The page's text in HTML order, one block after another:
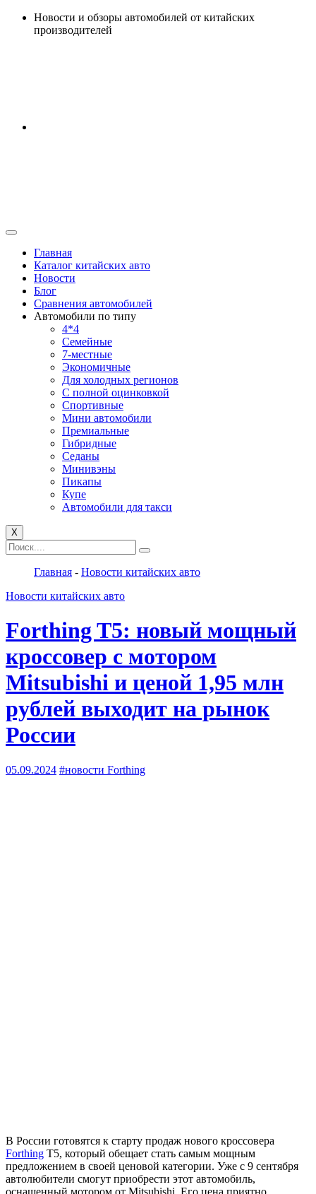
ПерейтиНовости и обзоры автомобилей от китайских
производителей
Главная
Каталог китайских авто
Новости
Блог
Сравнения автомобилей
Автомобили по типу
4*4
Семейные
7-местные
Экономичные
Для холодных регионов
С полной оцинковкой
Спортивные
Мини автомобили
Премиальные
Гибридные
Седаны
Минивэны
Пикапы
Купе
Автомобили для такси
X
Главная - Новости китайских авто
Новости китайских авто
Forthing T5: новый мощный
кроссовер с мотором
Mitsubishi и ценой 1,95 млн
рублей выходит на рынок
России
05.09.2024 #новости Forthing
В России готовятся к старту продаж нового кроссовера
Forthing T5, который обещает стать самым мощным
предложением в своей ценовой категории. Уже с 9 сентября
автолюбители смогут приобрести этот автомобиль,
оснащенный мотором от Mitsubishi. Его цена приятно